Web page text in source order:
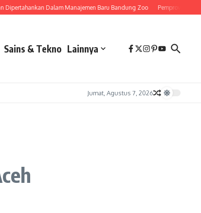
Dalam Manajemen Baru Bandung Zoo Pemprov Jawa
Sains & Tekno Lainnya
Jumat, Agustus 7, 2026